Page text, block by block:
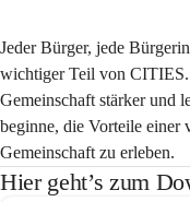
Jeder Bürger, jede
wichtiger Teil von CITIES.
Gemeinschaft stärker und
beginne, die Vorteile einer
Gemeinschaft zu erleben.
Hier geht’s zum